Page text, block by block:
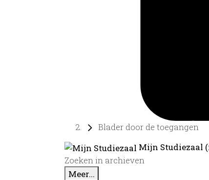
Blader door de toegangen
Mijn Studiezaal
Zoeken in archieven
Meer...